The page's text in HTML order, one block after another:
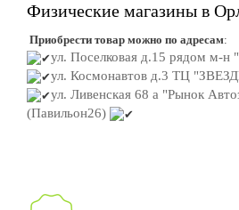
Физические магазины в
Приобрести товар можно по адресам:
ул. Поселковая д.15 рядом м-
ул. Космонавтов д.3 ТЦ
ул. Ливенская 68 а "Рынок
(Павильон26)